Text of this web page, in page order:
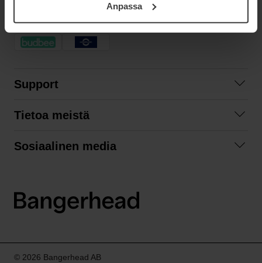
samt vår Integritetspolicy.Anpassa
NOPEA TOIMITUS
Support
Tilausehdot
Tietoa meistä
Sosiaalinen media
LinkedIn
© 2026 Bangerhead AB